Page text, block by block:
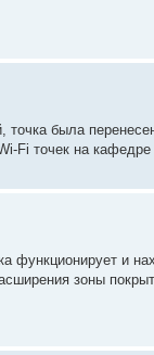
была
Fi точек на
и
зоны